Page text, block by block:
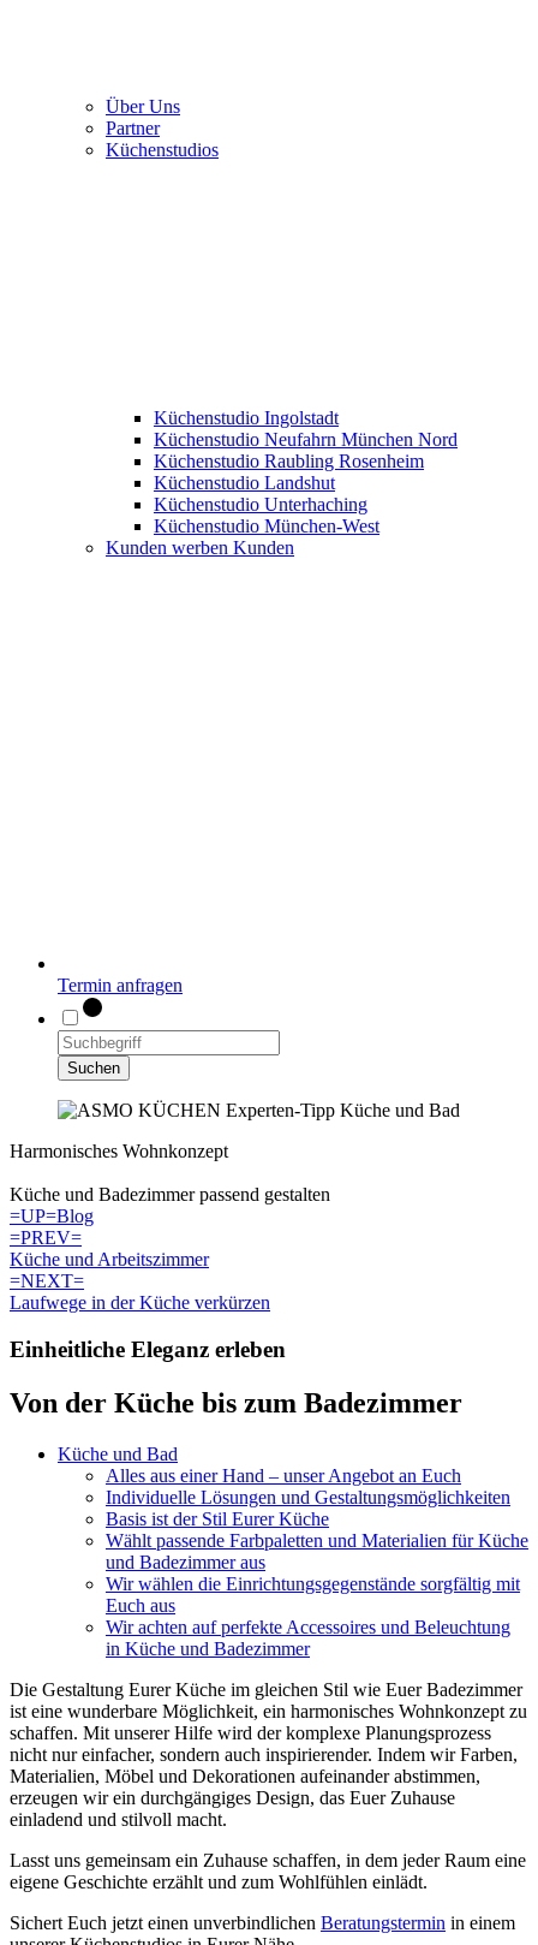
Über Uns
Partner
Küchenstudios
Küchenstudio Ingolstadt
Küchenstudio Neufahrn München Nord
Küchenstudio Raubling Rosenheim
Küchenstudio Landshut
Küchenstudio Unterhaching
Küchenstudio München-West
Kunden werben Kunden
Termin anfragen
Suchen
Harmonisches Wohnkonzept
Küche und Badezimmer passend gestalten
=UP=Blog
=PREV=
Küche und Arbeitszimmer
=NEXT=
Laufwege in der Küche verkürzen
Einheitliche Eleganz erleben
Von der Küche bis zum Badezimmer
Küche und Bad
Alles aus einer Hand – unser Angebot an Euch
Individuelle Lösungen und Gestaltungsmöglichkeiten
Basis ist der Stil Eurer Küche
Wählt passende Farbpaletten und Materialien für Küche
und Badezimmer aus
Wir wählen die Einrichtungsgegenstände sorgfältig mit
Euch aus
Wir achten auf perfekte Accessoires und Beleuchtung
in Küche und Badezimmer
Die Gestaltung Eurer Küche im gleichen Stil wie Euer Badezimmer
ist eine wunderbare Möglichkeit, ein harmonisches Wohnkonzept zu
schaffen. Mit unserer Hilfe wird der komplexe Planungsprozess
nicht nur einfacher, sondern auch inspirierender. Indem wir Farben,
Materialien, Möbel und Dekorationen aufeinander abstimmen,
erzeugen wir ein durchgängiges Design, das Euer Zuhause
einladend und stilvoll macht.
Lasst uns gemeinsam ein Zuhause schaffen, in dem jeder Raum eine
eigene Geschichte erzählt und zum Wohlfühlen einlädt.
Sichert Euch jetzt einen unverbindlichen Beratungstermin in einem